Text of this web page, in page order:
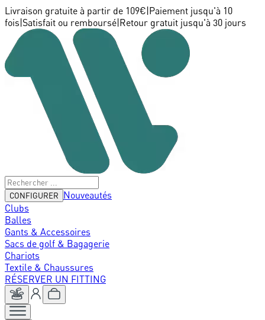
Livraison gratuite à partir de 109€ Paiement jusqu'à 10
fois Satisfait ou remboursé Retour gratuit jusqu'à 30 jours
CONFIGURER
Nouveautés
Clubs
Balles
Gants & Accessoires
Sacs de golf & Bagagerie
Chariots
Textile & Chaussures
RÉSERVER UN FITTING